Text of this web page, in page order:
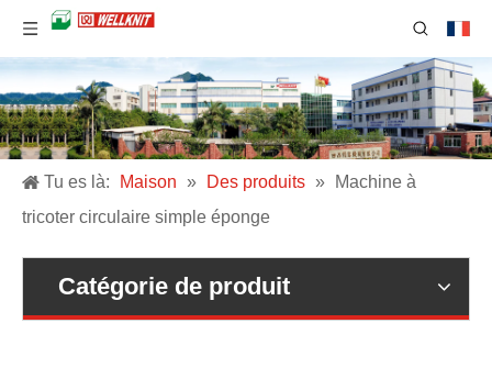
Tu es là: Maison » Des produits »
Machine à
tricoter circulaire simple éponge
Catégorie de produit